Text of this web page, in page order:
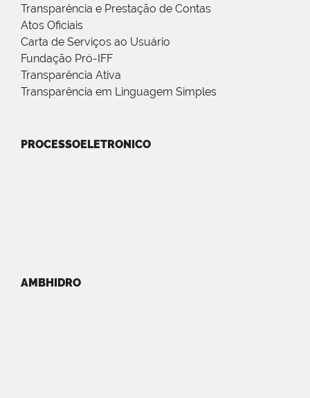
Transparência e Prestação de Contas
Atos Oficiais
Carta de Serviços ao Usuário
Fundação Pró-IFF
Transparência Ativa
Transparência em Linguagem Simples
PROCESSOELETRONICO
AMBHIDRO